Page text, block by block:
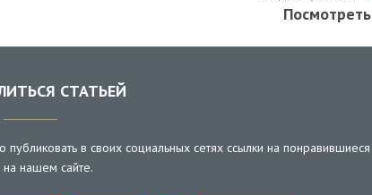
Посмотреть
СТАТЬЕЙ
в своих социальных сетях ссылки на понравившиеся
на нашем сайте.